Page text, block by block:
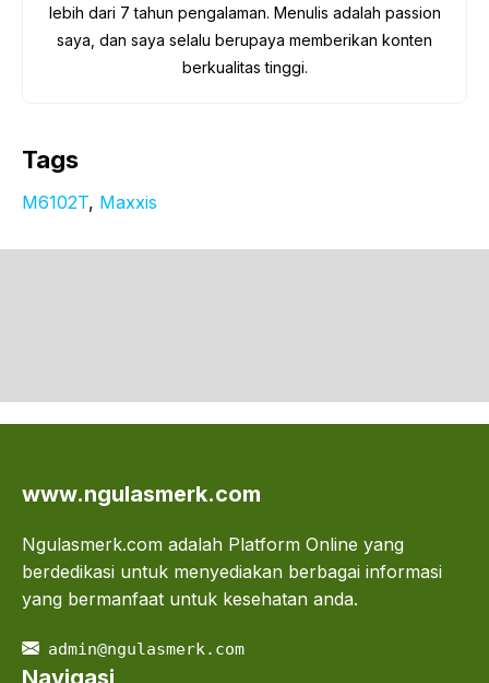
lebih dari 7 tahun pengalaman. Menulis adalah passion
saya, dan saya selalu berupaya memberikan konten
berkualitas tinggi.
Tags
M6102T, Maxxis
www.ngulasmerk.com
Ngulasmerk.com adalah Platform Online yang
berdedikasi untuk menyediakan berbagai informasi
yang bermanfaat untuk kesehatan anda.
admin@ngulasmerk.com
Navigasi